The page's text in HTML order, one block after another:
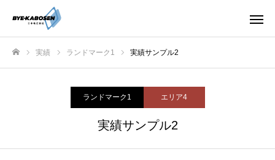
実績 ランドマーク1 実績サンプル2
ランドマーク1 エリア4
実績サンプル2